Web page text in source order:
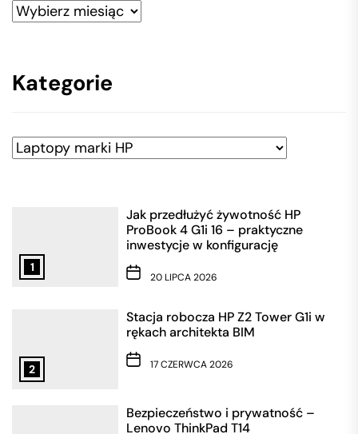
Archiwa
Kategorie
Kategorie
1
Jak przedłużyć żywotność HP
ProBook 4 G1i 16 – praktyczne
inwestycje w konfigurację
20 LIPCA 2026
2
Stacja robocza HP Z2 Tower G1i w
rękach architekta BIM
17 CZERWCA 2026
Bezpieczeństwo i prywatność –
Lenovo ThinkPad T14